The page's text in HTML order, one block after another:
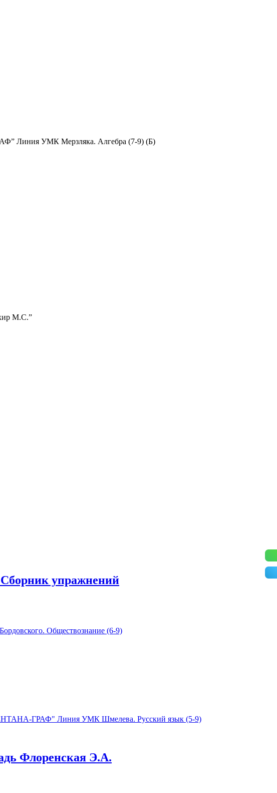
Линия УМК Мерзляка. Алгебра (7-9) (Б)
М.С.”
упражнений
Флоренская Э.А.